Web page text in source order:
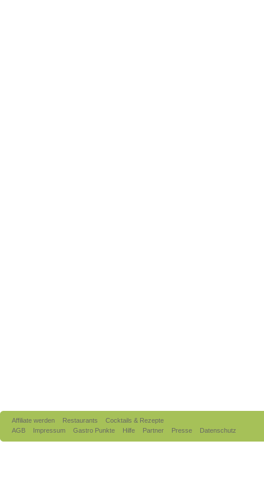
Affiliate werden Restaurants
Cocktails & Rezepte
AGB
Impressum Gastro Punkte Hilfe Partner Presse Datenschutz